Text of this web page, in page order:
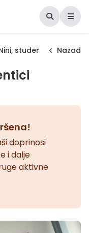
studentici medicine
Nazad
doprinosi
i dalje
aktivne